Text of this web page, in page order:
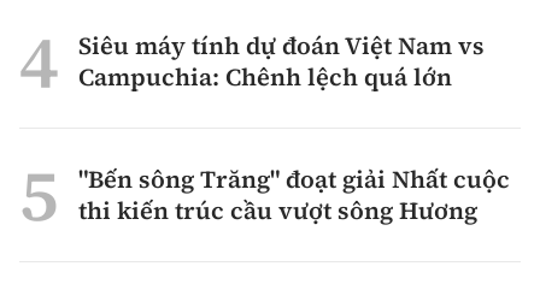
Siêu máy tính dự đoán Việt Nam vs
Campuchia: Chênh lệch quá lớn
"Bến sông Trăng" đoạt giải Nhất cuộc
thi kiến trúc cầu vượt sông Hương